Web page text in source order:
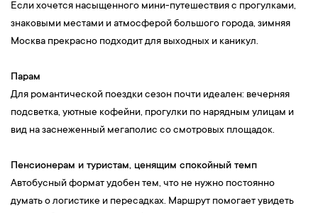
Если хочется насыщенного мини-путешествия с прогулками,
знаковыми местами и атмосферой большого города, зимняя
Москва прекрасно подходит для выходных и каникул.
Парам
Для романтической поездки сезон почти идеален: вечерняя
подсветка, уютные кофейни, прогулки по нарядным улицам и
вид на заснеженный мегаполис со смотровых площадок.
Пенсионерам и туристам, ценящим спокойный темп
Автобусный формат удобен тем, что не нужно постоянно
думать о логистике и пересадках. Маршрут помогает увидеть